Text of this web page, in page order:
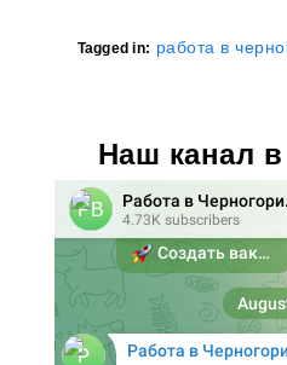
Tagged in: работа в
Наш канал в